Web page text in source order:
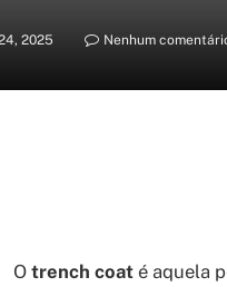
2025 Nenhum
O trench coat é aquela